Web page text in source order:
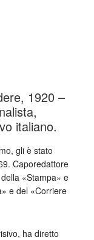
1920 –
italiano.
gli è stato
Caporedattore
«Stampa» e
e del «Corriere
ha diretto